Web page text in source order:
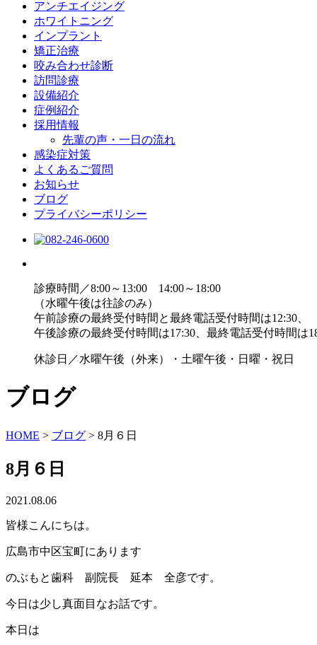
アンチエイジング
ホワイトニング
インプラント
矯正治療
咬み合わせ診断
訪問診療
設備紹介
症例紹介
採用情報
先輩の声・一日の流れ
感染症対策
よくあるご質問
お知らせ
ブログ
プライバシーポリシー
診療時間／8:00～13:00 14:00～18:00
（水曜午後は往診のみ）
午前診療の最終受付時間と最終電話受付時間は12:30、
午後診療の最終受付時間は17:30、最終電話受付時間は
休診日／水曜午後（外来）・土曜午後・日曜・祝日
ブログ
HOME > ブログ > 8月６日
8月６日
2021.08.06
皆様こんにちは。
広島市中区宝町にあります
のぶもと歯科 副院長 延本 全彦です。
今日は少し真面目なお話です。
本日は